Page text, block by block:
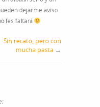
dejarme aviso
les faltará
Sin recato, pero con
mucha pasta →